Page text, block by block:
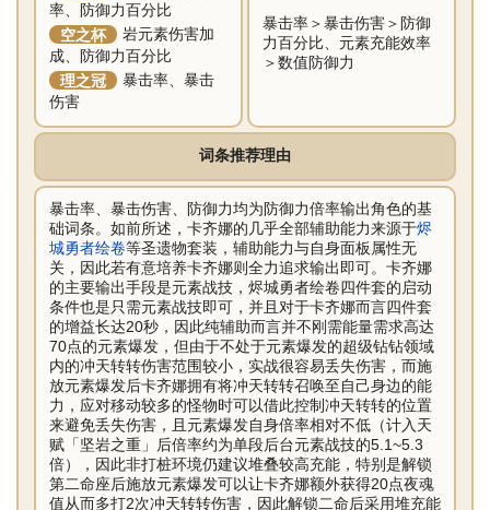
率、防御力百分比
空之杯
岩元素伤害加
成、防御力百分比
理之冠
暴击率、暴击
伤害
暴击率＞暴击伤害＞防御
力百分比、元素充能效率
＞数值防御力
词条推荐理由
暴击率、暴击伤害、防御力均为防御力倍率输出角色的基
础词条。如前所述，卡齐娜的几乎全部辅助能力来源于烬
城勇者绘卷等圣遗物套装，辅助能力与自身面板属性无
关，因此若有意培养卡齐娜则全力追求输出即可。卡齐娜
的主要输出手段是元素战技，烬城勇者绘卷四件套的启动
条件也是只需元素战技即可，并且对于卡齐娜而言四件套
的增益长达20秒，因此纯辅助而言并不刚需能量需求高达
70点的元素爆发，但由于不处于元素爆发的超级钻钻领域
内的冲天转转伤害范围较小，实战很容易丢失伤害，而施
放元素爆发后卡齐娜拥有将冲天转转召唤至自己身边的能
力，应对移动较多的怪物时可以借此控制冲天转转的位置
来避免丢失伤害，且元素爆发自身倍率相对不低（计入天
赋「坚岩之重」后倍率约为单段后台元素战技的5.1~5.3
倍），因此非打桩环境仍建议堆叠较高充能，特别是解锁
第二命座后施放元素爆发可以让卡齐娜额外获得20点夜魂
值从而多打2次冲天转转伤害，因此解锁二命后采用堆充能